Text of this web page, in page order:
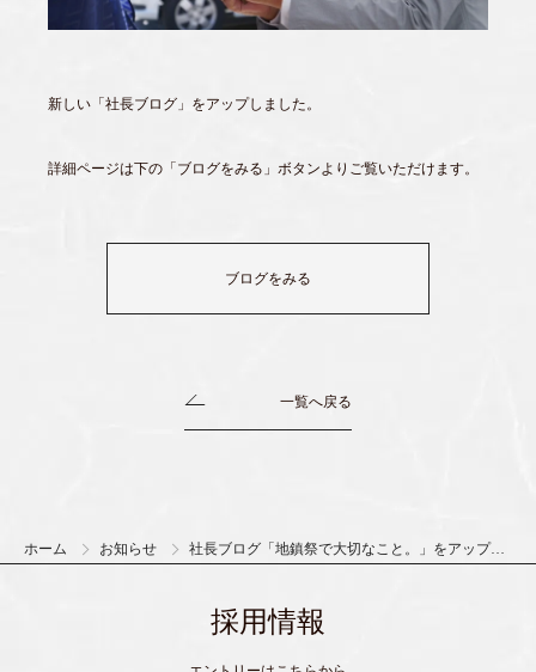
新しい「社長ブログ」をアップしました。
詳細ページは下の「ブログをみる」ボタンよりご覧いただけます。
ブログをみる
一覧へ戻る
ホーム お知らせ
社長ブログ「地鎮祭で大切なこと。」をアップし
採用情報